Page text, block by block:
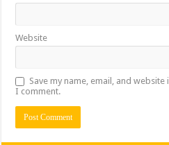
Website
Save my name, email, and
I comment.